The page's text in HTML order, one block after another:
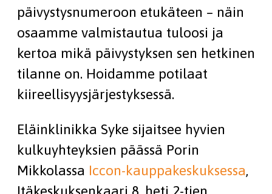
päivystysnumeroon etukäteen – näin
osaamme valmistautua tuloosi ja
kertoa mikä päivystyksen sen hetkinen
tilanne on. Hoidamme potilaat
kiireellisyysjärjestyksessä.
Eläinklinikka Syke sijaitsee hyvien
kulkuyhteyksien päässä Porin
Mikkolassa Iccon-kauppakeskuksessa,